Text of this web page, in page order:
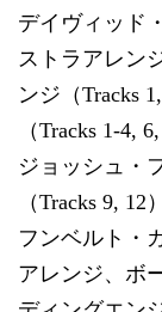
デイヴィッド
ストラアレン
ンジ（Tracks
（Tracks 1-4,
ジョッシュ・
（Tracks 9, 12）
フンベルト・
アレンジ、ボ